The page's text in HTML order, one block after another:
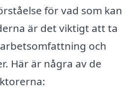
för vad som kan
är det viktigt att ta
och
Här är några av de